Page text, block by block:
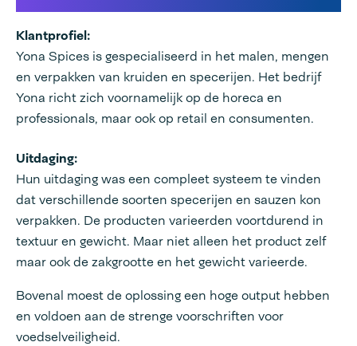
Klantprofiel:
Yona Spices is gespecialiseerd in het malen, mengen
en verpakken van kruiden en specerijen. Het bedrijf
Yona richt zich voornamelijk op de horeca en
professionals, maar ook op retail en consumenten.
Uitdaging:
Hun uitdaging was een compleet systeem te vinden
dat verschillende soorten specerijen en sauzen kon
verpakken. De producten varieerden voortdurend in
textuur en gewicht. Maar niet alleen het product zelf
maar ook de zakgrootte en het gewicht varieerde.
Bovenal moest de oplossing een hoge output hebben
en voldoen aan de strenge voorschriften voor
voedselveiligheid.